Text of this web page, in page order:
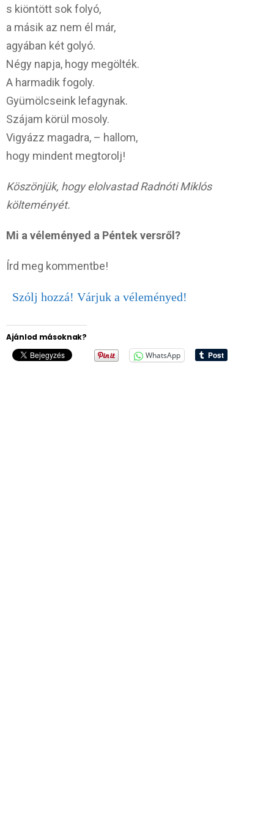
s kiöntött sok folyó,
a másik az nem él már,
agyában két golyó.
Négy napja, hogy megölték.
A harmadik fogoly.
Gyümölcseink lefagynak.
Szájam körül mosoly.
Vigyázz magadra, – hallom,
hogy mindent megtorolj!
Köszönjük, hogy elolvastad Radnóti Miklós
költeményét.
Mi a véleményed a Péntek versről?
Írd meg kommentbe!
Szólj hozzá! Várjuk a véleményed!
Ajánlod másoknak?
WhatsApp